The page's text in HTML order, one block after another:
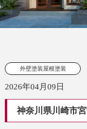
外壁塗装屋根塗装
2026年04月09日
神奈川県川崎市